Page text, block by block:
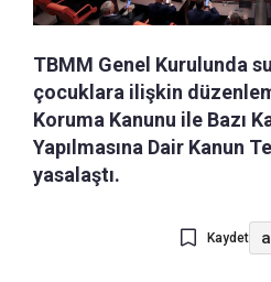
TBMM Genel Kurulunda
çocuklara ilişkin
Koruma Kanunu ile Bazı
Yapılmasına Dair Kanun
yasalaştı.
Kaydet